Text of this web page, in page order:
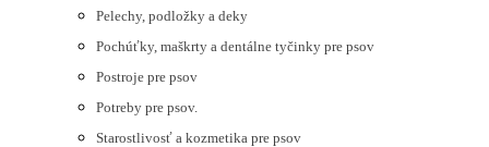
Pelechy, podložky a deky
Pochúťky, maškrty a dentálne tyčinky pre psov
Postroje pre psov
Potreby pre psov.
Starostlivosť a kozmetika pre psov